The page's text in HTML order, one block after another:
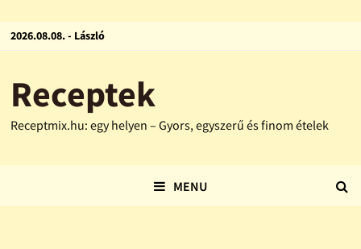
2026.08.08. - László
Receptek
Receptmix.hu: egy helyen – Gyors, egyszerű és finom ételek
MENU